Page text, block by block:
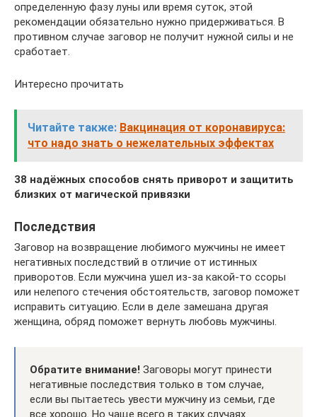
определенную фазу луны или время суток, этой
рекомендации обязательно нужно придерживаться. В
противном случае заговор не получит нужной силы и не
сработает.
Интересно прочитать
Читайте также: Вакцинация от коронавируса:
что надо знать о нежелательных эффектах
38 надёжных способов снять приворот и защитить
близких от магической привязки
Последствия
Заговор на возвращение любимого мужчины не имеет
негативных последствий в отличие от истинных
приворотов. Если мужчина ушел из-за какой-то ссоры
или нелепого стечения обстоятельств, заговор поможет
исправить ситуацию. Если в деле замешана другая
женщина, обряд поможет вернуть любовь мужчины.
Обратите внимание! Заговоры могут принести
негативные последствия только в том случае,
если вы пытаетесь увести мужчину из семьи, где
все хорошо. Но чаще всего в таких случаях